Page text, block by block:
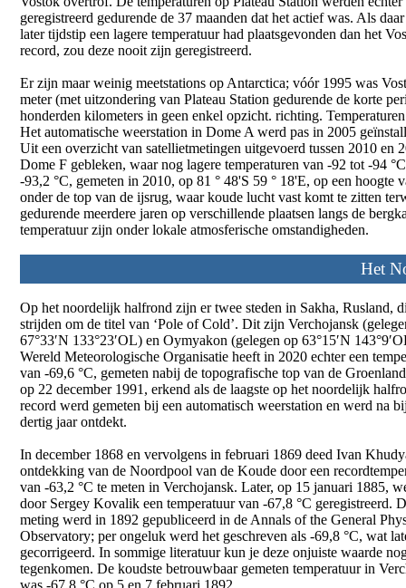
geregistreerd gedurende de 37 maanden dat het actief was. Als
later tijdstip een lagere temperatuur had plaatsgevonden dan het
record, zou deze nooit zijn geregistreerd.
Er zijn maar weinig meetstations op Antarctica; vóór 1995 was
meter (met uitzondering van Plateau Station gedurende de korte
honderden kilometers in geen enkel opzicht. richting.
Het automatische weerstation in Dome A werd pas in 2005
Uit een overzicht van satellietmetingen uitgevoerd tussen 2010 en
Dome F gebleken, waar nog lagere temperaturen van -92 tot -94
-93,2 °C, gemeten in 2010, op 81 ° 48'S 59 ° 18'E, op een
onder de top van de ijsrug, waar koude lucht vast komt te zitten
gedurende meerdere jaren op verschillende plaatsen langs de
temperatuur zijn onder lokale atmosferische omstandigheden.
Het
Op het noordelijk halfrond zijn er twee steden in Sakha, Rusland,
strijden om de titel van ‘Pole of Cold’. Dit zijn Verchojansk
67°33′N 133°23′OL) en Oymyakon (gelegen op 63°15′N
Wereld Meteorologische Organisatie heeft in 2020 echter een
van -69,6 °C, gemeten nabij de topografische top van de
op 22 december 1991, erkend als de laagste op het noordelijk
record werd gemeten bij een automatisch weerstation en werd na
dertig jaar ontdekt.
In december 1868 en vervolgens in februari 1869 deed Ivan
ontdekking van de Noordpool van de Koude door een
van -63,2 °C te meten in Verchojansk. Later, op 15 januari 1885,
door Sergey Kovalik een temperatuur van -67,8 °C geregistreerd.
meting werd in 1892 gepubliceerd in de Annals of the General
Observatory; per ongeluk werd het geschreven als -69,8 °C, wat
gecorrigeerd. In sommige literatuur kun je deze onjuiste waarde
tegenkomen. De koudste betrouwbaar gemeten temperatuur in
was -67,8 °C op 5 en 7 februari 1892